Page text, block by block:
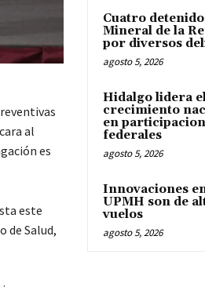
al
es
este
de Salud,
Cuatro
Mineral de la
por diversos
agosto 5, 2026
Hidalgo lidera
crecimiento
en
federales
agosto 5, 2026
Innovaciones
UPMH son de
vuelos
agosto 5, 2026